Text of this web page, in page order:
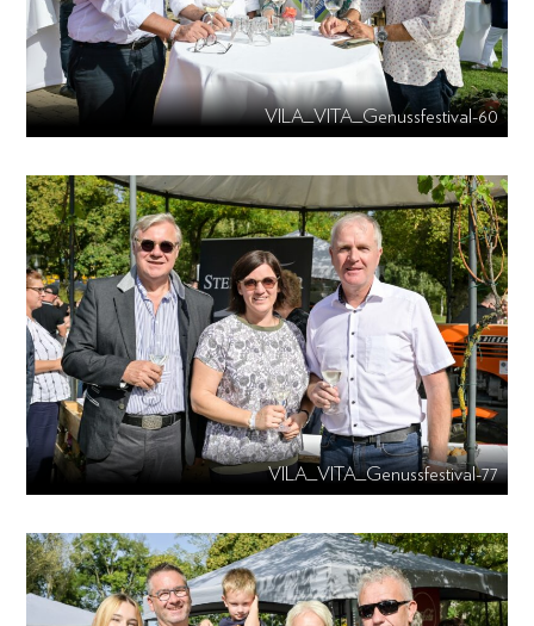
VILA_VITA_Genussfestival-60
VILA_VITA_Genussfestival-77